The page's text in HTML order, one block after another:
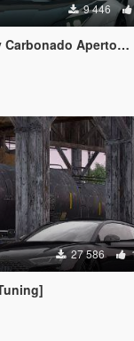
9 446
Color vs Carbon [Add-on]
27 586